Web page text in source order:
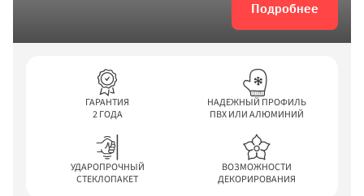
Подробнее
ГАРАНТИЯ
2 ГОДА
НАДЕЖНЫЙ ПРОФИЛЬ
ПВХ ИЛИ АЛЮМИНИЙ
УДАРОПРОЧНЫЙ
СТЕКЛОПАКЕТ
ВОЗМОЖНОСТИ
ДЕКОРИРОВАНИЯ